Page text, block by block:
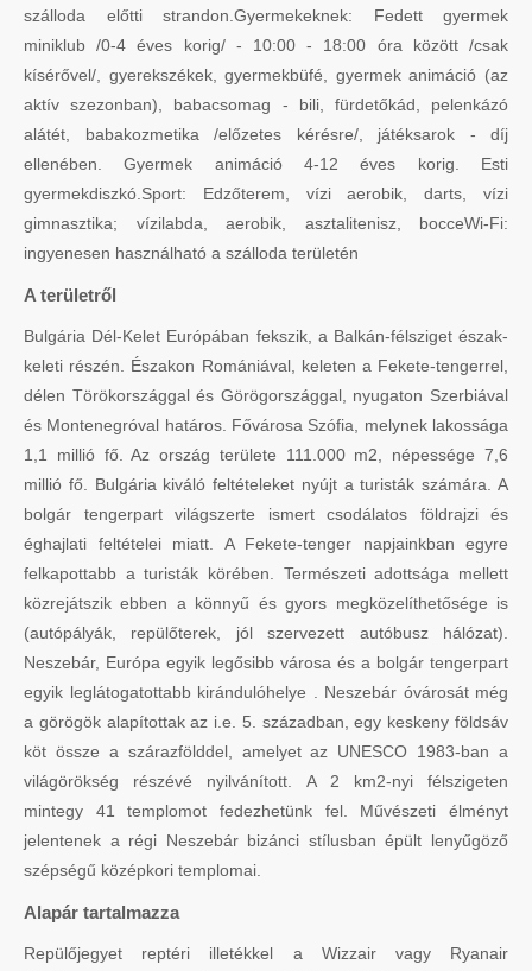
szálloda előtti strandon.Gyermekeknek: Fedett gyermek
miniklub /0-4 éves korig/ - 10:00 - 18:00 óra között /csak
kísérővel/, gyerekszékek, gyermekbüfé, gyermek animáció (az
aktív szezonban), babacsomag - bili, fürdetőkád, pelenkázó
alátét, babakozmetika /előzetes kérésre/, játéksarok - díj
ellenében. Gyermek animáció 4-12 éves korig. Esti
gyermekdiszkó.Sport: Edzőterem, vízi aerobik, darts, vízi
gimnasztika; vízilabda, aerobik, asztalitenisz, bocceWi-Fi:
ingyenesen használható a szálloda területén
A területről
Bulgária Dél-Kelet Európában fekszik, a Balkán-félsziget észak-
keleti részén. Északon Romániával, keleten a Fekete-tengerrel,
délen Törökországgal és Görögországgal, nyugaton Szerbiával
és Montenegróval határos. Fővárosa Szófia, melynek lakossága
1,1 millió fő. Az ország területe 111.000 m2, népessége 7,6
millió fő. Bulgária kiváló feltételeket nyújt a turisták számára. A
bolgár tengerpart világszerte ismert csodálatos földrajzi és
éghajlati feltételei miatt. A Fekete-tenger napjainkban egyre
felkapottabb a turisták körében. Természeti adottsága mellett
közrejátszik ebben a könnyű és gyors megközelíthetősége is
(autópályák, repülőterek, jól szervezett autóbusz hálózat).
Neszebár, Európa egyik legősibb városa és a bolgár tengerpart
egyik leglátogatottabb kirándulóhelye . Neszebár óvárosát még
a görögök alapítottak az i.e. 5. században, egy keskeny földsáv
köt össze a szárazfölddel, amelyet az UNESCO 1983-ban a
világörökség részévé nyilvánított. A 2 km2-nyi félszigeten
mintegy 41 templomot fedezhetünk fel. Művészeti élményt
jelentenek a régi Neszebár bizánci stílusban épült lenyűgöző
szépségű középkori templomai.
Alapár tartalmazza
Repülőjegyet reptéri illetékkel a Wizzair vagy Ryanair